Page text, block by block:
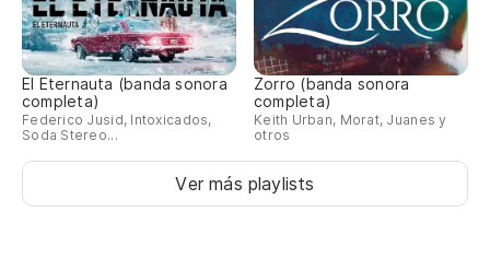
El Eternauta (banda sonora
completa)
Federico Jusid, Intoxicados,
Soda Stereo...
Zorro (banda sonora
completa)
Keith Urban, Morat, Juanes y
otros
Ver más playlists